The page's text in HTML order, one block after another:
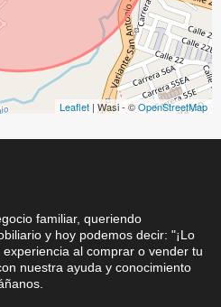
Leaflet | Wasi - ©OpenStreetMap
familiar, queriendo
y hoy podemos decir: "¡Lo
al comprar o vender tu
nuestra ayuda y conocimiento